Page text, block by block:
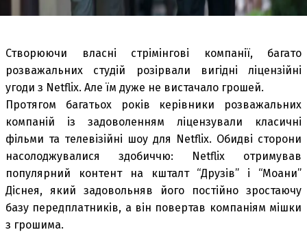
Створюючи власні стрімінгові компанії, багато
розважальних студій розірвали вигідні ліцензійні
угоди з Netflix. Але їм дуже не вистачало грошей.
Протягом багатьох років керівники розважальних
компаній із задоволенням ліцензували класичні
фільми та телевізійні шоу для Netflix. Обидві сторони
насолоджувалися здобиччю: Netflix отримував
популярний контент на кшталт “Друзів” і “Моани”
Діснея, який задовольняв його постійно зростаючу
базу передплатників, а він повертав компаніям мішки
з грошима.